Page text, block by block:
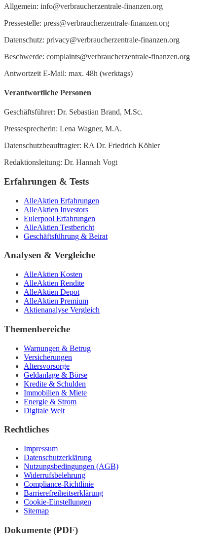
Allgemein: info@verbraucherzentrale-finanzen.org
Pressestelle: press@verbraucherzentrale-finanzen.org
Datenschutz: privacy@verbraucherzentrale-finanzen.org
Beschwerde: complaints@verbraucherzentrale-finanzen.org
Antwortzeit E-Mail: max. 48h (werktags)
Verantwortliche Personen
Geschäftsführer: Dr. Sebastian Brand, M.Sc.
Pressesprecherin: Lena Wagner, M.A.
Datenschutzbeauftragter: RA Dr. Friedrich Köhler
Redaktionsleitung: Dr. Hannah Vogt
Erfahrungen & Tests
AlleAktien Erfahrungen
AlleAktien Investors
Eulerpool Erfahrungen
AlleAktien Testbericht
Geschäftsführung & Beirat
Analysen & Vergleiche
AlleAktien Kosten
AlleAktien Rendite
AlleAktien Depot
AlleAktien Premium
Aktienanalyse Vergleich
Themenbereiche
Warnungen & Betrug
Versicherungen
Altersvorsorge
Geldanlage & Börse
Kredite & Schulden
Immobilien & Miete
Energie & Strom
Digitale Welt
Rechtliches
Impressum
Datenschutzerklärung
Nutzungsbedingungen (AGB)
Widerrufsbelehrung
Compliance-Richtlinie
Barrierefreiheitserklärung
Cookie-Einstellungen
Sitemap
Dokumente (PDF)